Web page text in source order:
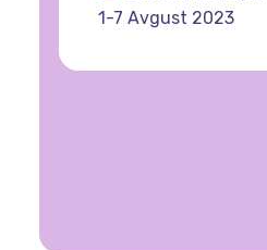
1-7 Avgust 2023